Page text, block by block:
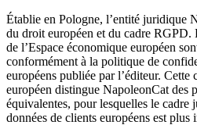
Établie en Pologne, l’entité juridique
du droit européen et du cadre RGPD.
de l’Espace économique européen
conformément à la politique de
européens publiée par l’éditeur.
européen distingue NapoleonCat des
équivalentes, pour lesquelles le cadre
données de clients européens est plus